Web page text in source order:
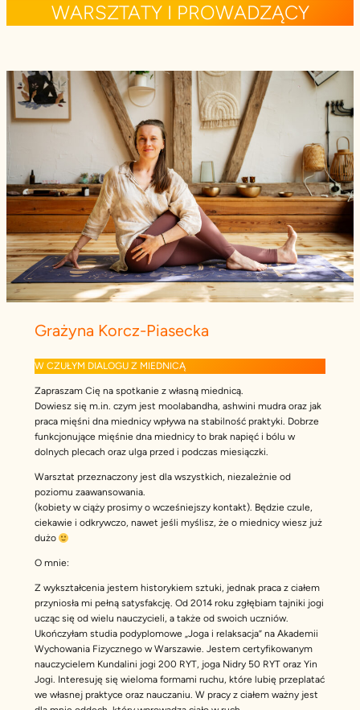
WARSZTATY I PROWADZĄCY
Grażyna Korcz-Piasecka
W CZUŁYM DIALOGU Z MIEDNICĄ
Zapraszam Cię na spotkanie z własną miednicą.
Dowiesz się m.in. czym jest moolabandha, ashwini mudra oraz jak
praca mięśni dna miednicy wpływa na stabilność praktyki. Dobrze
funkcjonujące mięśnie dna miednicy to brak napięć i bólu w
dolnych plecach oraz ulga przed i podczas miesiączki.
Warsztat przeznaczony jest dla wszystkich, niezależnie od
poziomu zaawansowania.
(kobiety w ciąży prosimy o wcześniejszy kontakt). Będzie czule,
ciekawie i odkrywczo, nawet jeśli myślisz, że o miednicy wiesz już
dużo
O mnie:
Z wykształcenia jestem historykiem sztuki, jednak praca z ciałem
przyniosła mi pełną satysfakcję. Od 2014 roku zgłębiam tajniki jogi
ucząc się od wielu nauczycieli, a także od swoich uczniów.
Ukończyłam studia podyplomowe „Joga i relaksacja” na Akademii
Wychowania Fizycznego w Warszawie. Jestem certyfikowanym
nauczycielem Kundalini jogi 200 RYT, joga Nidry 50 RYT oraz Yin
Jogi. Interesuję się wieloma formami ruchu, które lubię przeplatać
we własnej praktyce oraz nauczaniu. W pracy z ciałem ważny jest